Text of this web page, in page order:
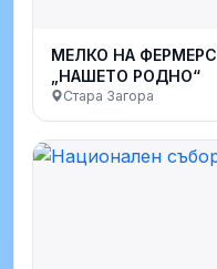
МЕЛКО НА
„НАШЕТО РОДНО“
Стара Загора